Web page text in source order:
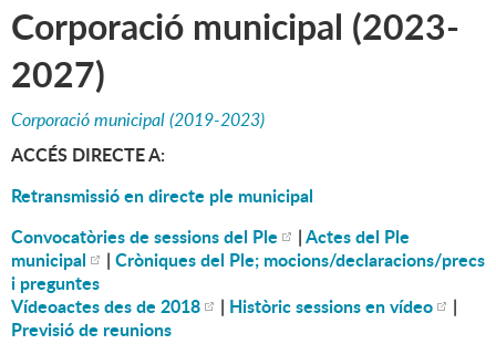
Corporació municipal (2023-
2027)
Corporació municipal (2019-2023)
ACCÉS DIRECTE A:
Retransmissió en directe ple municipal
Convocatòries de sessions del Ple
|Actes del Ple
municipal
| Cròniques del Ple; mocions/declaracions/precs
i preguntes
Vídeoactes des de 2018
| Històric sessions en vídeo
|
Previsió de reunions